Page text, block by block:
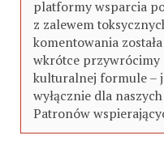
platformy wsparcia
z zalewem
komentowania
wkrótce przywrócimy
kulturalnej formule –
wyłącznie dla
Patronów